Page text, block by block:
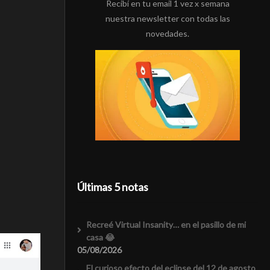
Recibí en tu email 1 vez x semana
nuestra newsletter con todas las
novedades.
Últimas 5 notas
Recreé Virtual Insanity… en el pasillo de mi
casa 😂
05/08/2026
El curioso efecto del eclipse del 12 de agosto